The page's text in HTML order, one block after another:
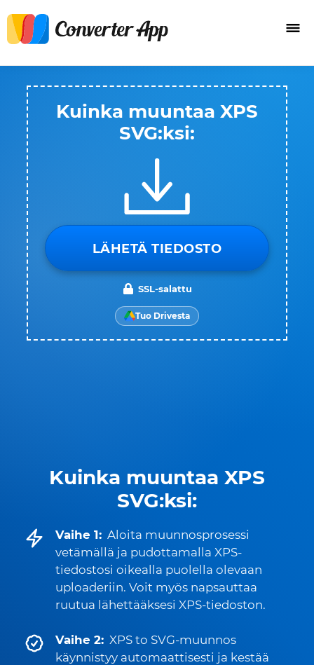
Kuinka muuntaa XPS
SVG:ksi:
Vaihe 1: Aloita muunnosprosessi
vetämällä ja pudottamalla XPS-
tiedostosi oikealla puolella olevaan
uploaderiin. Voit myös napsauttaa
ruutua lähettääksesi XPS-tiedoston.
Vaihe 2: XPS to SVG-muunnos
käynnistyy automaattisesti ja kestää
Kuinka muuntaa XPS
SVG:ksi:
LÄHETÄ TIEDOSTO
SSL-salattu
Tuo Drivesta